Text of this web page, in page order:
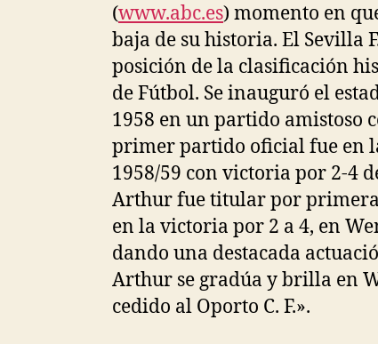
(www.abc.es) momento en
baja de su historia. El Sevilla
posición de la clasificación
de Fútbol. Se inauguró el
1958 en un partido amistoso
primer partido oficial fue en
1958/59 con victoria por 2-4
Arthur fue titular por primera
en la victoria por 2 a 4, en
dando una destacada
Arthur se gradúa y brilla en
cedido al Oporto C. F.».